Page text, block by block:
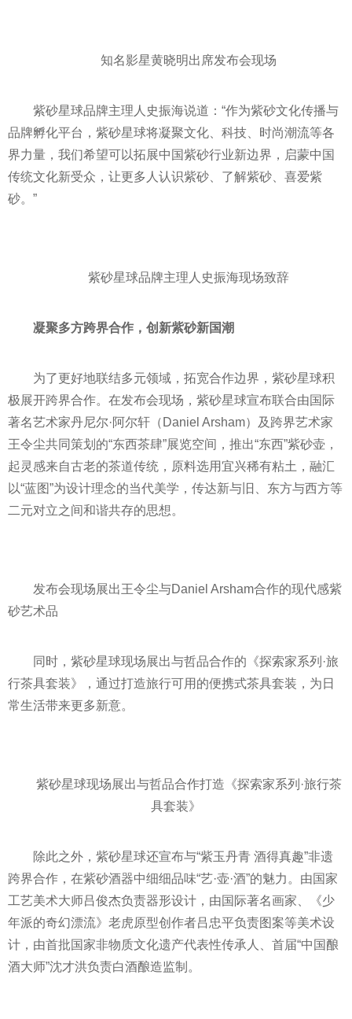
知名影星黄晓明出席发布会现场
紫砂星球品牌主理人史振海说道：“作为紫砂文化传播与
品牌孵化平台，紫砂星球将凝聚文化、科技、时尚潮流等各
界力量，我们希望可以拓展中国紫砂行业新边界，启蒙中国
传统文化新受众，让更多人认识紫砂、了解紫砂、喜爱紫
砂。”
紫砂星球品牌主理人史振海现场致辞
凝聚多方跨界合作，创新紫砂新国潮
为了更好地联结多元领域，拓宽合作边界，紫砂星球积
极展开跨界合作。在发布会现场，紫砂星球宣布联合由国际
著名艺术家丹尼尔·阿尔轩（Daniel Arsham）及跨界艺术家
王令尘共同策划的“东西茶肆”展览空间，推出“东西”紫砂壶，
起灵感来自古老的茶道传统，原料选用宜兴稀有粘土，融汇
以“蓝图”为设计理念的当代美学，传达新与旧、东方与西方等
二元对立之间和谐共存的思想。
发布会现场展出王令尘与Daniel Arsham合作的现代感紫
砂艺术品
同时，紫砂星球现场展出与哲品合作的《探索家系列·旅
行茶具套装》，通过打造旅行可用的便携式茶具套装，为日
常生活带来更多新意。
紫砂星球现场展出与哲品合作打造《探索家系列·旅行茶
具套装》
除此之外，紫砂星球还宣布与“紫玉丹青 酒得真趣”非遗
跨界合作，在紫砂酒器中细细品味“艺·壶·酒”的魅力。由国家
工艺美术大师吕俊杰负责器形设计，由国际著名画家、《少
年派的奇幻漂流》老虎原型创作者吕忠平负责图案等美术设
计，由首批国家非物质文化遗产代表性传承人、首届“中国酿
酒大师”沈才洪负责白酒酿造监制。